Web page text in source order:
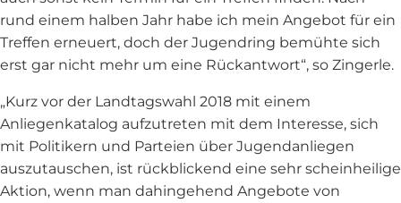
rund einem halben Jahr habe ich mein Angebot für ein
Treffen erneuert, doch der Jugendring bemühte sich
erst gar nicht mehr um eine Rückantwort“, so Zingerle.
„Kurz vor der Landtagswahl 2018 mit einem
Anliegenkatalog aufzutreten mit dem Interesse, sich
mit Politikern und Parteien über Jugendanliegen
auszutauschen, ist rückblickend eine sehr scheinheilige
Aktion, wenn man dahingehend Angebote von